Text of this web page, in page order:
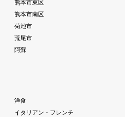
熊本市東区
熊本市南区
菊池市
荒尾市
阿蘇
洋食
イタリアン・フレンチ